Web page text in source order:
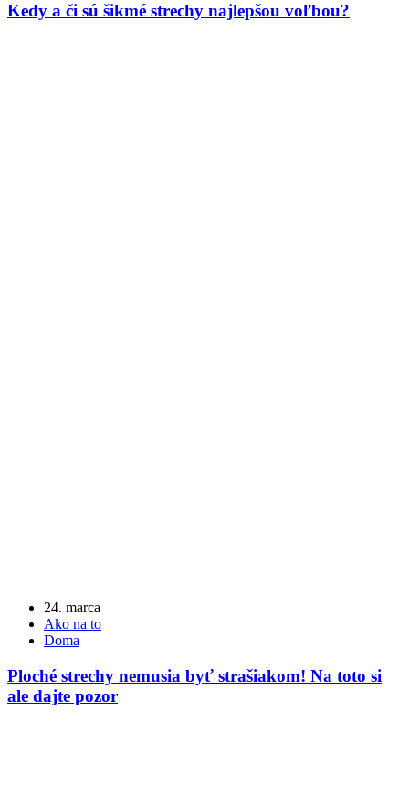
Kedy a či sú šikmé strechy najlepšou voľbou?
24. marca
Ako na to
Doma
Ploché strechy nemusia byť strašiakom! Na toto si
ale dajte pozor